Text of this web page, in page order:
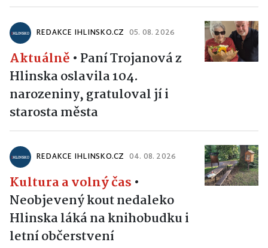
REDAKCE IHLINSKO.CZ 05. 08. 2026
Aktuálně • Paní Trojanová z
Hlinska oslavila 104.
narozeniny, gratuloval jí i
starosta města
REDAKCE IHLINSKO.CZ 04. 08. 2026
Kultura a volný čas •
Neobjevený kout nedaleko
Hlinska láká na knihobudku i
letní občerstvení